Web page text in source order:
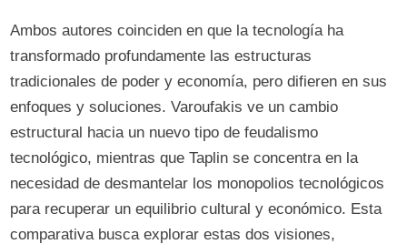
Ambos autores coinciden en que la tecnología ha
transformado profundamente las estructuras
tradicionales de poder y economía, pero difieren en sus
enfoques y soluciones. Varoufakis ve un cambio
estructural hacia un nuevo tipo de feudalismo
tecnológico, mientras que Taplin se concentra en la
necesidad de desmantelar los monopolios tecnológicos
para recuperar un equilibrio cultural y económico. Esta
comparativa busca explorar estas dos visiones,